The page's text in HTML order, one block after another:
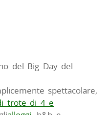
del Big Day del
spettacolare,
trote di 4 e